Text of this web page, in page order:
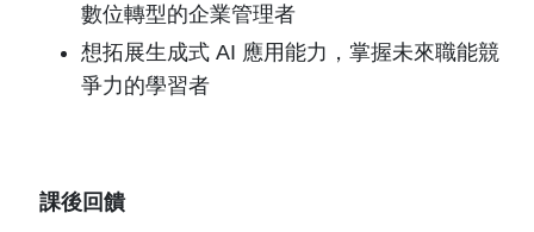
數位轉型的企業管理者
想拓展生成式 AI 應用能力，掌握未來職能競
爭力的學習者
課後回饋